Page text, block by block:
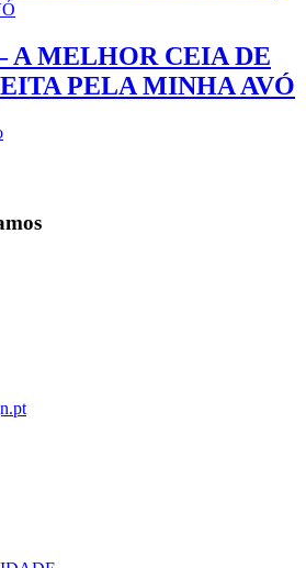
A MELHOR CEIA DE
PELA MINHA AVÓ